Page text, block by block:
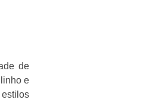
de
e